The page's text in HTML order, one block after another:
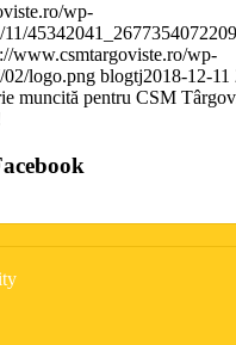
wp-
www.csmtargoviste.ro/wp-
02/logo.png blogtj2018-12-11
muncită pentru CSM